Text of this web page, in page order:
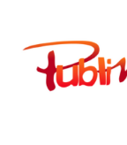
contenu
Publimath